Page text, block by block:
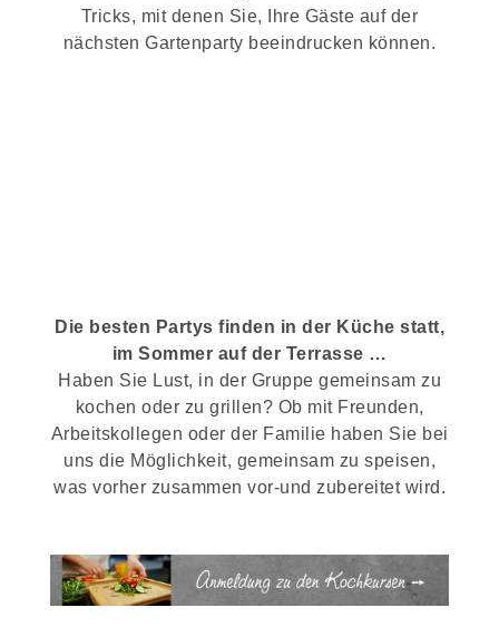
Tricks, mit denen Sie, Ihre Gäste auf der
nächsten Gartenparty beeindrucken können.
Die besten Partys finden in der Küche statt,
im Sommer auf der Terrasse …
Haben Sie Lust, in der Gruppe gemeinsam zu
kochen oder zu grillen? Ob mit Freunden,
Arbeitskollegen oder der Familie haben Sie bei
uns die Möglichkeit, gemeinsam zu speisen,
was vorher zusammen vor-und zubereitet wird.